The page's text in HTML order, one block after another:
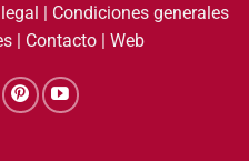
| Condiciones generales
| Contacto| Web